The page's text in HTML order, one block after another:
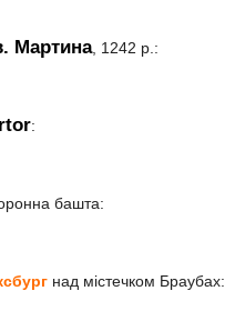
Мартина, 1242 р.:
:
башта:
над містечком Браубах: